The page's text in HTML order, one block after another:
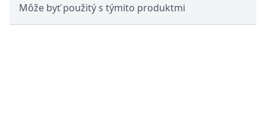
Môže byť použitý s týmito produktmi